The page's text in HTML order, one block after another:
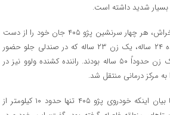
شدید داشته است.
وی افزود: در اثر این سانحه دلخراش، هر چهار سرنشین پژو ۴۰۵ جان خود را از دست
دادند. جان‌باختگان شامل راننده ۲۴ ساله، یک زن ۲۳ ساله که در صندلی جلو حضور
داشت، یک کودک ۴ ساله و یک زن حدوداً ۵۰ ساله بودند. راننده کشنده ولوو نیز در
مرکز درمانی منتقل شد.
رئیس پلیس راه راهور فراجا با بیان اینکه خودروی پژو ۴۰۵ تنها حدود ۱۰ کیلومتر از